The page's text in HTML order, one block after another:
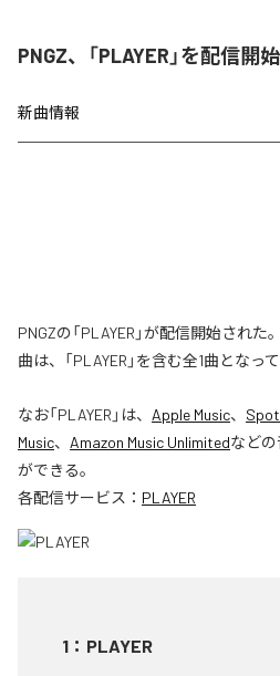
PNGZ、「PLAYER」を配信開始
新曲情報
PNGZの「PLAYER」が配信開始され
曲は、「PLAYER」を含む全1曲となって
なお「PLAYER 」は、 Apple Music、
Music、 Amazon Music Unlimitedなど
ができる。
各配信サービス： PLAYER
1 ： PLAYER